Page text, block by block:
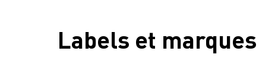
Labels et marques